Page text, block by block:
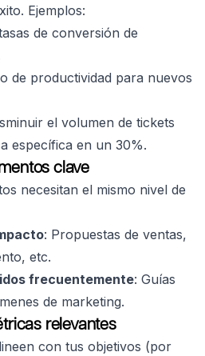
Ejemplos:
de conversión de
de productividad para nuevos
el volumen de tickets
específica en un 30%.
clave
necesitan el mismo nivel de
: Propuestas de ventas,
etc.
frecuentemente: Guías
de marketing.
relevantes
con tus objetivos (por